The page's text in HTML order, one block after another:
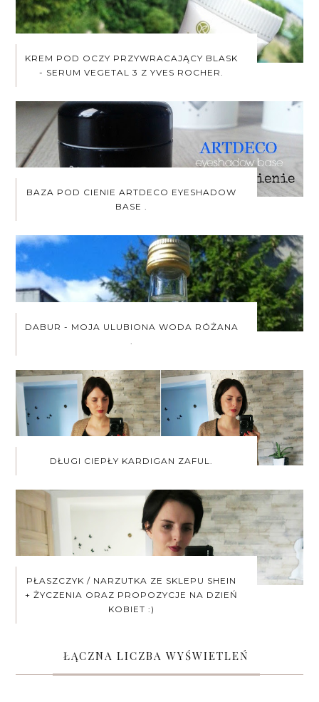
KREM POD OCZY PRZYWRACAJĄCY BLASK
- SERUM VEGETAL 3 Z YVES ROCHER.
BAZA POD CIENIE ARTDECO EYESHADOW
BASE .
DABUR - MOJA ULUBIONA WODA RÓŻANA
DŁUGI CIEPŁY KARDIGAN ZAFUL.
PŁASZCZYK / NARZUTKA ZE SKLEPU SHEIN
+ ŻYCZENIA ORAZ PROPOZYCJE NA DZIEŃ
KOBIET :)
ŁĄCZNA LICZBA WYŚWIETLEŃ